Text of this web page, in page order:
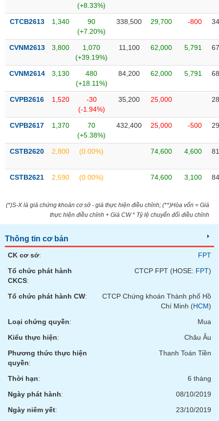
(+8.33%)
CTCB2613 1,340
90
(+7.20%)
338,500 29,700 -800
CVNM2613 3,800
1,070
(+39.19%)
11,100 62,000 5,791
CVNM2614 3,130
480
(+18.11%)
84,200 62,000 5,791
CVPB2616 1,520
-30
(-1.94%)
35,200 25,000
CVPB2617 1,370
70
(+5.38%)
432,400 25,000 -500
CSTB2620 2,800 (0.00%) 74,600 4,600
CSTB2621 2,590 (0.00%) 74,600 3,100
(*)S-X là giá chứng khoán cơ sở - giá thực hiện điều chỉnh; (**)Hòa vốn = Giá
thực hiện điều chỉnh + Giá CW * Tỷ lệ chuyển đổi điều chỉnh
Thông tin cơ bản
CK cơ sở:
FPT
Tổ chức phát hành
CKCS:
CTCP FPT (HOSE: FPT)
Tổ chức phát hành CW:
CTCP Chứng khoán Thành phố Hồ
Chí Minh (HCM)
Loại chứng quyền:
Mua
Kiểu thực hiện:
Châu Âu
Phương thức thực hiện
quyền:
Thanh Toán Tiền
Thời hạn:
6 tháng
Ngày phát hành:
08/10/2019
Ngày niêm yết:
23/10/2019
Mã
chứng
(-)
Cổ phiếu Chỉ số
đạo
(-)
Tất cả Người nội bộ Người liên quan Cổ đông lớn
Tin
tức
của
giả
cáo
phân
(-)
Thuật
(-)
vụ